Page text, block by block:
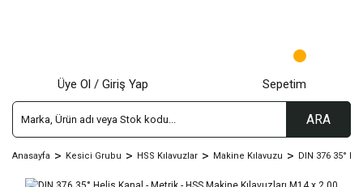
ARA
Üye Ol / Giriş Yap Sepetim
Anasayfa Kesici Grubu HSS Kılavuzlar Makine Kılavuzu DIN 376 35°